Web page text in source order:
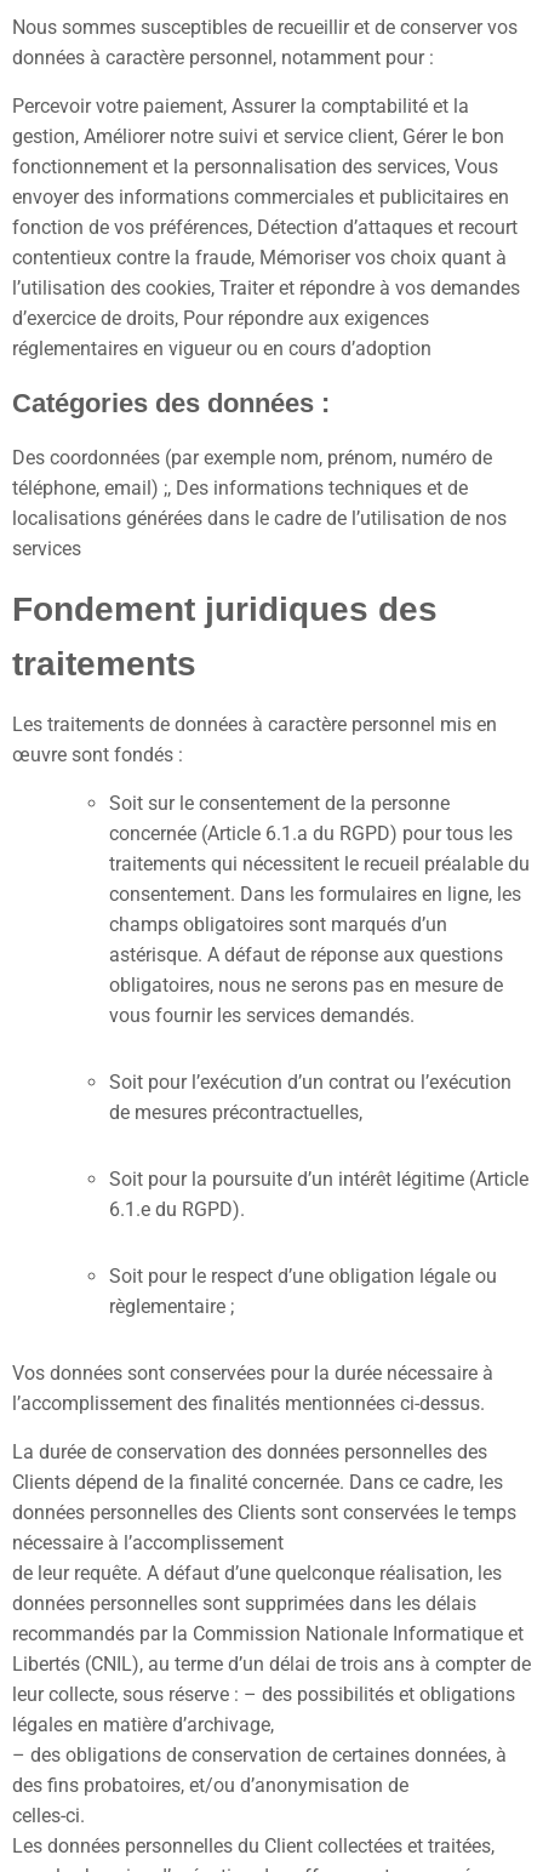
Nous sommes susceptibles de recueillir et de conserver vos
données à caractère personnel, notamment pour :
Percevoir votre paiement, Assurer la comptabilité et la
gestion, Améliorer notre suivi et service client, Gérer le bon
fonctionnement et la personnalisation des services, Vous
envoyer des informations commerciales et publicitaires en
fonction de vos préférences, Détection d’attaques et recourt
contentieux contre la fraude, Mémoriser vos choix quant à
l’utilisation des cookies, Traiter et répondre à vos demandes
d’exercice de droits, Pour répondre aux exigences
réglementaires en vigueur ou en cours d’adoption
Catégories des données :
Des coordonnées (par exemple nom, prénom, numéro de
téléphone, email) ;, Des informations techniques et de
localisations générées dans le cadre de l’utilisation de nos
services
Fondement juridiques des
traitements
Les traitements de données à caractère personnel mis en
œuvre sont fondés :
Soit sur le consentement de la personne
concernée (Article 6.1.a du RGPD) pour tous les
traitements qui nécessitent le recueil préalable du
consentement. Dans les formulaires en ligne, les
champs obligatoires sont marqués d’un
astérisque. A défaut de réponse aux questions
obligatoires, nous ne serons pas en mesure de
vous fournir les services demandés.
Soit pour l’exécution d’un contrat ou l’exécution
de mesures précontractuelles,
Soit pour la poursuite d’un intérêt légitime (Article
6.1.e du RGPD).
Soit pour le respect d’une obligation légale ou
règlementaire ;
Vos données sont conservées pour la durée nécessaire à
l’accomplissement des finalités mentionnées ci-dessus.
La durée de conservation des données personnelles des
Clients dépend de la finalité concernée. Dans ce cadre, les
données personnelles des Clients sont conservées le temps
nécessaire à l’accomplissement
de leur requête. A défaut d’une quelconque réalisation, les
données personnelles sont supprimées dans les délais
recommandés par la Commission Nationale Informatique et
Libertés (CNIL), au terme d’un délai de trois ans à compter de
leur collecte, sous réserve : – des possibilités et obligations
légales en matière d’archivage,
– des obligations de conservation de certaines données, à
des fins probatoires, et/ou d’anonymisation de
celles-ci.
Les données personnelles du Client collectées et traitées,